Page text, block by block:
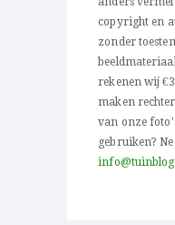
copyright en
zonder
rekenen wij
maken
van onze
gebruiken?